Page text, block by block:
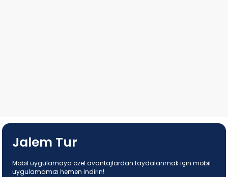
Jalem Tur
Mobil uygulamaya özel avantajlardan faydalanmak için mobil
uygulamamızı hemen indirin!